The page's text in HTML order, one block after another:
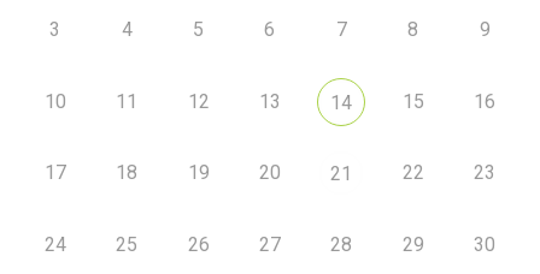
3 4 5 6 7 8 9
10 11 12 13 14 15 16
17 18 19 20 21 22 23
24 25 26 27 28 29 30